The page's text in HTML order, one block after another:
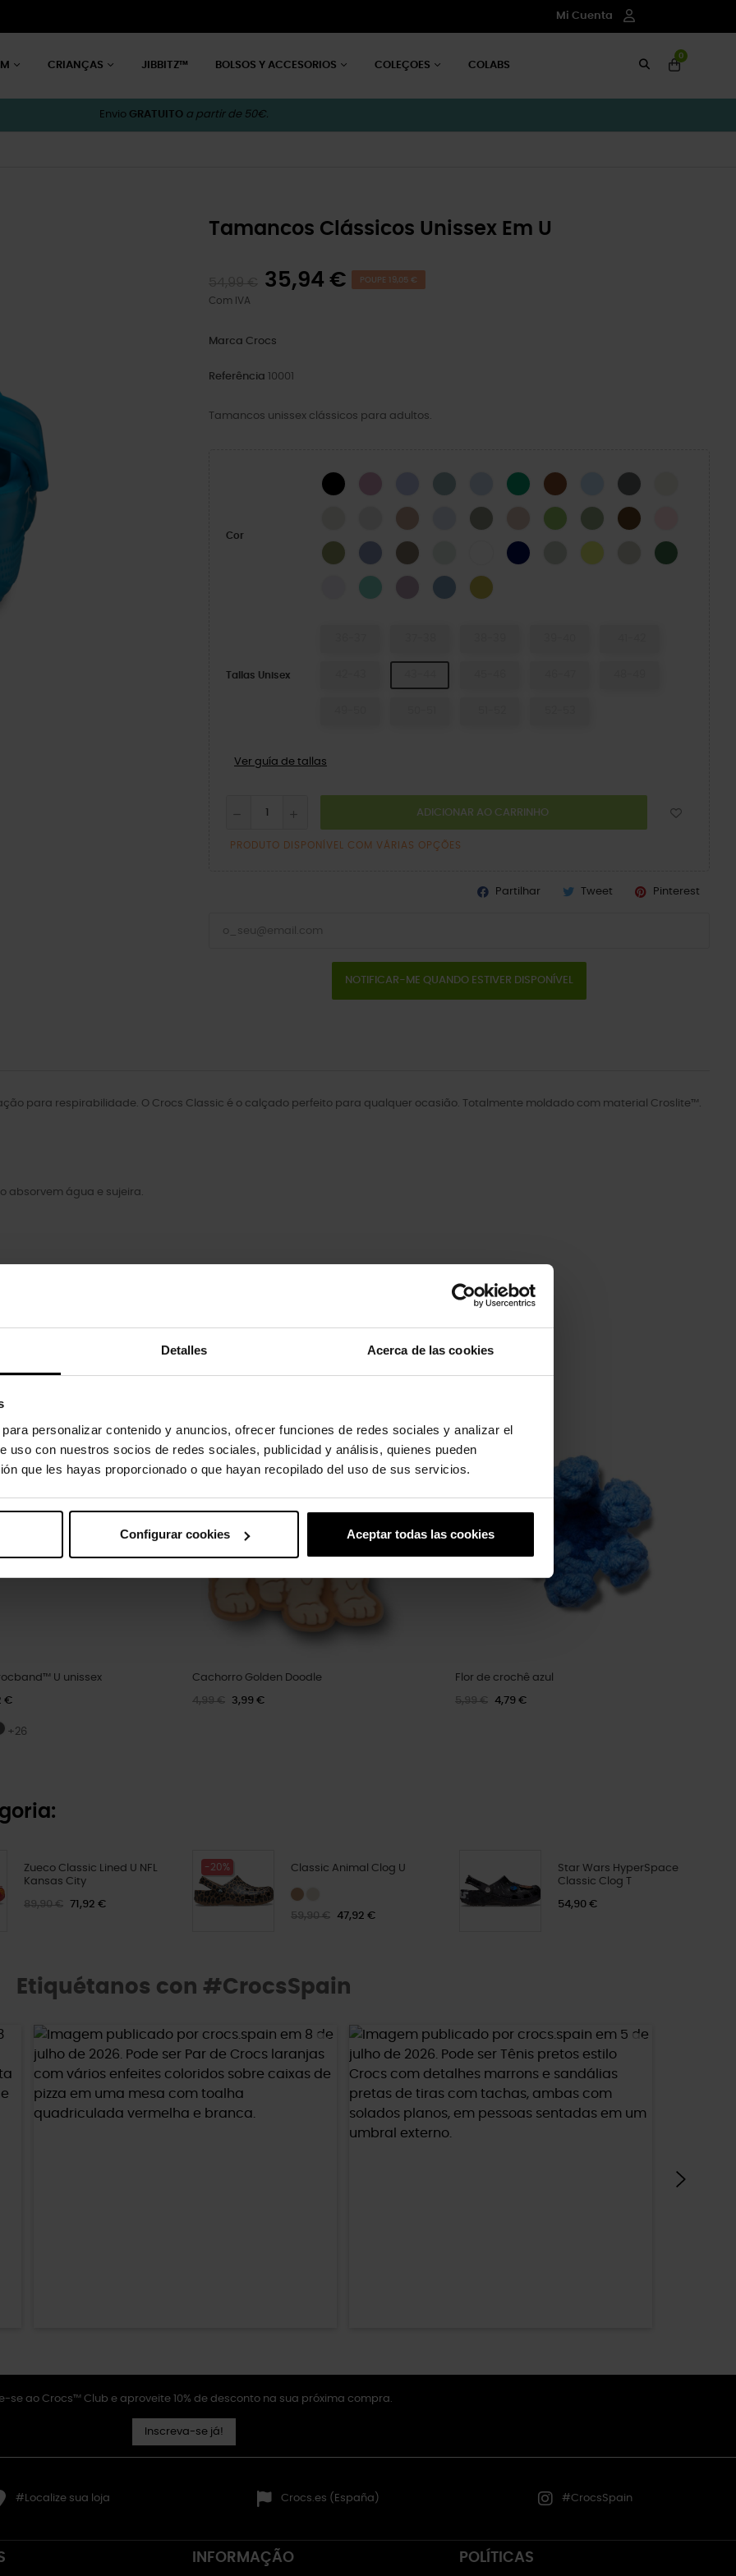
Detalles Acerca de las cookies
personalizar contenido y anuncios, ofrecer funciones de redes sociales y analizar el
uso con nuestros socios de redes sociales, publicidad y análisis, quienes pueden
que les hayas proporcionado o que hayan recopilado del uso de sus servicios.
Configurar cookies Aceptar todas las cookies
Mi Cuenta
CRIANÇAS JIBBITZ™ BOLSOS Y ACCESORIOS COLEÇOES COLABS
0
Envio GRATUITO a partir de 50€.
Tamancos Clássicos Unissex Em U
35,94 € POUPE 19,05 €
Com IVA
Marca Crocs
Referência 10001
Tamancos unissex clássicos para adultos.
Cor
BLACK HydrangeaMystic Purple Blue CalciteGreen IvyCognac Blue FrostCinza Ardósia
Atmosphere Dreamscape
ElephantQuartzKiwi Moss-XCoffee
Exército Verde
Blue HazeTaupe WHITE NAVY SHITAKEAcidity MeteorField Green
Grape IceRetro Dusty LilacAstro BlueMeadow
Tallas Unisex
Ver guía de tallas
ADICIONAR AO CARRINHO
PRODUTO DISPONÍVEL COM VÁRIAS OPÇÕES
Partilhar Tweet Pinterest
NOTIFICAR-ME QUANDO ESTIVER DISPONÍVEL
para respirabilidade. O Crocs Classic é o calçado perfeito para qualquer ocasião. Totalmente moldado com material Croslite™.
absorvem água e sujeira.
também compraram:
U unissex
€
+26
-20%
Cachorro Golden Doodle
4,99 € 3,99 €
-20%
Flor de crochê azul
5,99 € 4,79 €
Zueco Classic Lined U NFL
Kansas City
89,90 € 71,92 €
-20% Classic Animal Clog U
59,90 € 47,92 €
Star Wars HyperSpace
Classic Clog T
54,90 €
Etiquétanos con #CrocsSpain
se ao Crocs™ Club e aproveite 10% de desconto na sua próxima compra.
Inscreva-se já!
#Localize sua loja Crocs.es (España) #CrocsSpain
INFORMAÇÃO POLÍTICAS